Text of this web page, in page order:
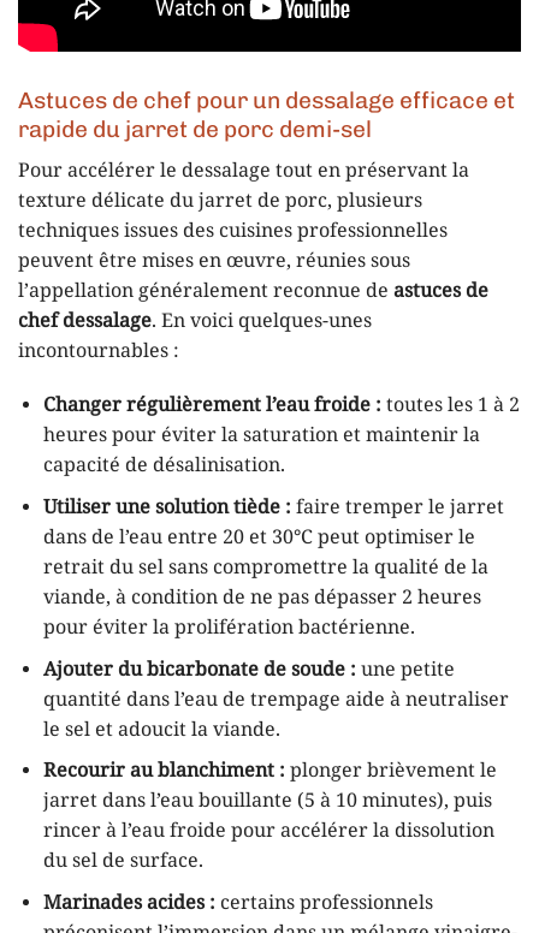
Astuces de chef pour un dessalage efficace et
rapide du jarret de porc demi-sel
Pour accélérer le dessalage tout en préservant la
texture délicate du jarret de porc, plusieurs
techniques issues des cuisines professionnelles
peuvent être mises en œuvre, réunies sous
l’appellation généralement reconnue de astuces de
chef dessalage. En voici quelques-unes
incontournables :
Changer régulièrement l’eau froide : toutes les 1 à 2
heures pour éviter la saturation et maintenir la
capacité de désalinisation.
Utiliser une solution tiède : faire tremper le jarret
dans de l’eau entre 20 et 30°C peut optimiser le
retrait du sel sans compromettre la qualité de la
viande, à condition de ne pas dépasser 2 heures
pour éviter la prolifération bactérienne.
Ajouter du bicarbonate de soude : une petite
quantité dans l’eau de trempage aide à neutraliser
le sel et adoucit la viande.
Recourir au blanchiment : plonger brièvement le
jarret dans l’eau bouillante (5 à 10 minutes), puis
rincer à l’eau froide pour accélérer la dissolution
du sel de surface.
Marinades acides : certains professionnels